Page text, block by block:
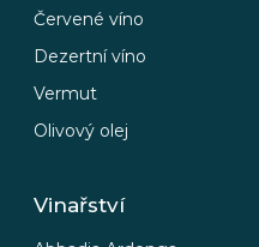
o
p
Červené víno
Dezertní víno
Vermut
Olivový olej
Vinařství